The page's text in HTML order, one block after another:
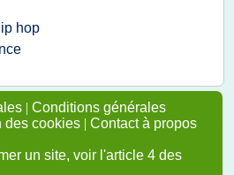
hop
| Conditions générales
des cookies | Contact à propos
un site, voir l'article 4 des